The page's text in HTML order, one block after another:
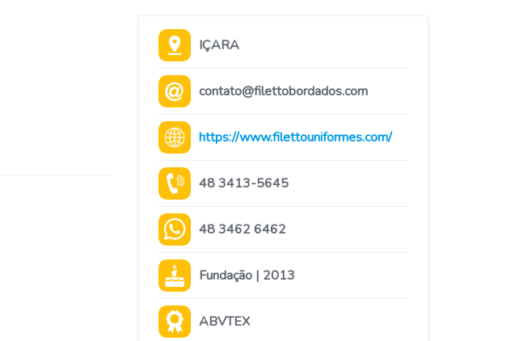
IÇARA
contato@filettobordados.com
https://www.filettouniformes.com/
48 3413-5645
48 3462 6462
Fundação | 2013
ABVTEX